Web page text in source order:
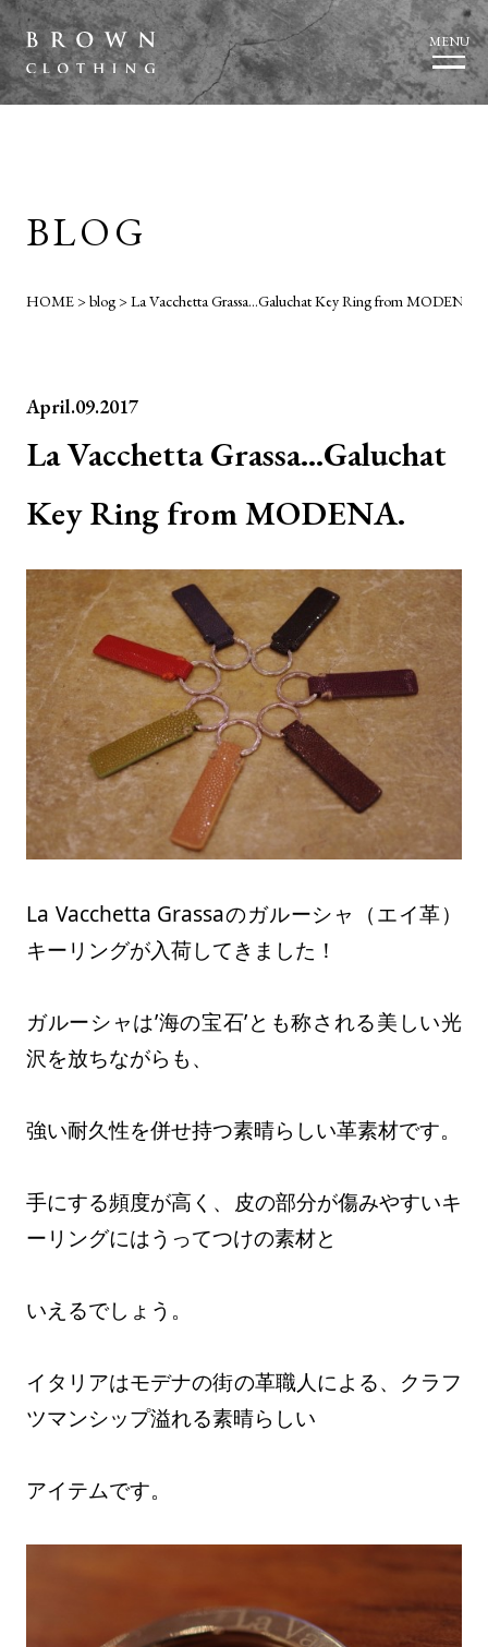
MENU
BLOG
HOME>blog>La Vacchetta Grassa…Galuchat Key Ring from MODENA.
April.09.2017
La Vacchetta Grassa…Galuchat
Key Ring from MODENA.
La Vacchetta Grassaのガルーシャ（エイ革）
キーリングが入荷してきました！
ガルーシャは’海の宝石’とも称される美しい光
沢を放ちながらも、
強い耐久性を併せ持つ素晴らしい革素材です。
手にする頻度が高く、皮の部分が傷みやすいキ
ーリングにはうってつけの素材と
いえるでしょう。
イタリアはモデナの街の革職人による、クラフ
ツマンシップ溢れる素晴らしい
アイテムです。